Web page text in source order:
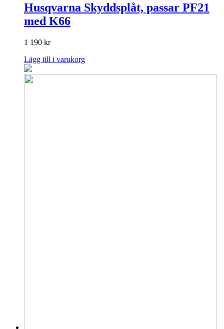
Husqvarna Skyddsplåt, passar PF21
med K66
1 190 kr
Lägg till i varukorg